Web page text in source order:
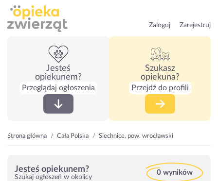
Zaloguj Zarejestruj
Jesteś
opiekunem?
Przeglądaj ogłoszenia
Szukasz
opiekuna?
Przejdź do profili
Strona główna Cała Polska Siechnice, pow. wrocławski
Jesteś opiekunem?
Szukaj ogłoszeń w okolicy
0 wyników